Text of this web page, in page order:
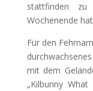
stattfinden
Wochenende
Für den
mit dem
„Kilbunny